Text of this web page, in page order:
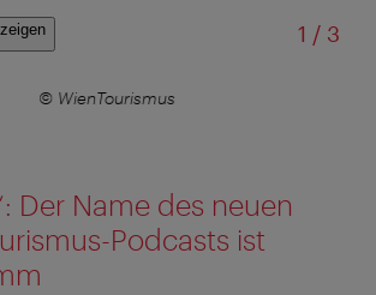
1 /von
3
© WienTourismus
Der Name des neuen
Podcasts ist